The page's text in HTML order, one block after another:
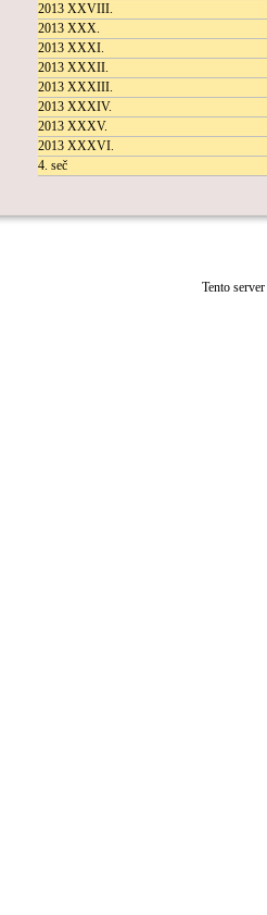
2013 XXVIII.
2013 XXX.
2013 XXXI.
2013 XXXII.
2013 XXXIII.
2013 XXXIV.
2013 XXXV.
2013 XXXVI.
4. seč
Tento